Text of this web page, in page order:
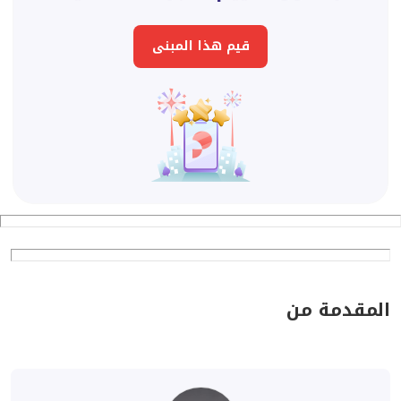
قيم هذا المبنى
المقدمة من